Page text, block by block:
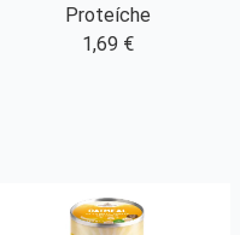
Proteíche
1,69 €